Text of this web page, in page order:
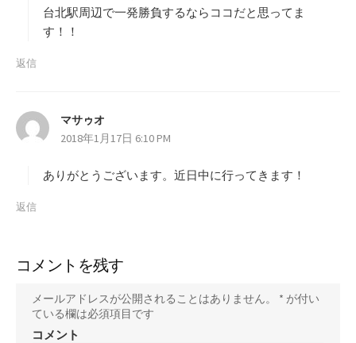
台北駅周辺で一発勝負するならココだと思ってま
す！！
返信
マサゥオ
り
2018年1月17日 6:10 PM
ありがとうございます。近日中に行ってきます！
返信
コメントを残す
メールアドレスが公開されることはありません。 * が付い
ている欄は必須項目です
コメント